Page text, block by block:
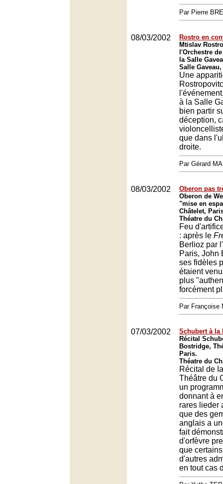
Par Pierre
08/03/2002
Rostro en
Mtislav
l'Orchestre
la Salle
Salle
Une
à la Salle
bien partir
déception,
que dans
droite.
Par Gérard
08/03/2002
Oberon pas
Oberon de
"mise en
Châtelet,
Théatre du
Feu
: après le
Berlioz par
Paris, John
ses fidèles
étaient
plus
forcément
Par Françoise
07/03/2002
Schubert à la
Récital
Bostridge,
Paris.
Théatre du
Récital de
Théâtre du
un
donnant à
rares lieder
que des
anglais a
fait
d'orfèvre
que
d'autres
en tout cas